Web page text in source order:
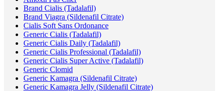
Brand Cialis (Tadalafil)
Brand Viagra (Sildenafil Citrate)
Cialis Soft Sans Ordonance
Generic Cialis (Tadalafil)
Generic Cialis Daily (Tadalafil)
Generic Cialis Professional (Tadalafil)
Generic Cialis Super Active (Tadalafil)
Generic Clomid
Generic Kamagra (Sildenafil Citrate)
Generic Kamagra Jelly (Sildenafil Citrate)